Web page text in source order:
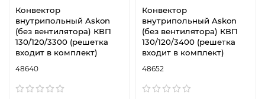
Конвектор
внутрипольный Askon
(без вентилятора) КВП
130/120/3300 (решетка
входит в комплект)
48640
Конвектор
внутрипольный Askon
(без вентилятора) КВП
130/120/3400 (решетка
входит в комплект)
48652